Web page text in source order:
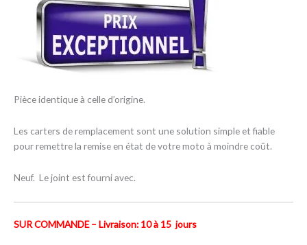
Pièce identique à celle d’origine.
Les carters de remplacement sont une solution simple et fiable
pour remettre la remise en état de votre moto à moindre coût.
Neuf. Le joint est fourni avec.
SUR COMMANDE – Livraison: 10 à 15 jours